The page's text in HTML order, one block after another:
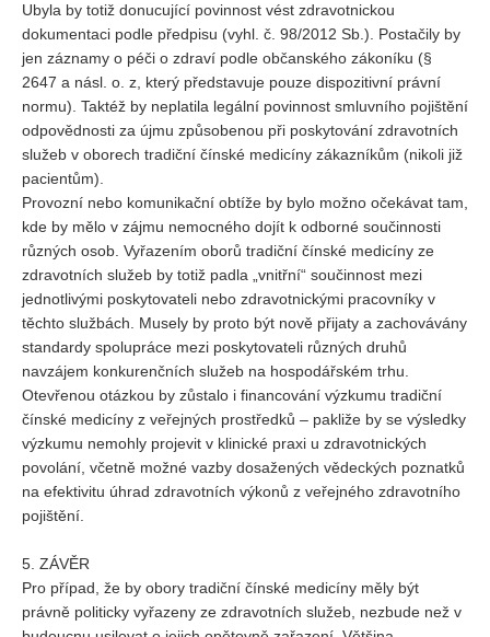
Ubyla by totiž donucující povinnost vést zdravotnickou
dokumentaci podle předpisu (vyhl. č. 98/2012 Sb.). Postačily by
jen záznamy o péči o zdraví podle občanského zákoníku (§
2647 a násl. o. z, který představuje pouze dispozitivní právní
normu). Taktéž by neplatila legální povinnost smluvního pojištění
odpovědnosti za újmu způsobenou při poskytování zdravotních
služeb v oborech tradiční čínské medicíny zákazníkům (nikoli již
pacientům).
Provozní nebo komunikační obtíže by bylo možno očekávat tam,
kde by mělo v zájmu nemocného dojít k odborné součinnosti
různých osob. Vyřazením oborů tradiční čínské medicíny ze
zdravotních služeb by totiž padla „vnitřní“ součinnost mezi
jednotlivými poskytovateli nebo zdravotnickými pracovníky v
těchto službách. Musely by proto být nově přijaty a zachovávány
standardy spolupráce mezi poskytovateli různých druhů
navzájem konkurenčních služeb na hospodářském trhu.
Otevřenou otázkou by zůstalo i financování výzkumu tradiční
čínské medicíny z veřejných prostředků – pakliže by se výsledky
výzkumu nemohly projevit v klinické praxi u zdravotnických
povolání, včetně možné vazby dosažených vědeckých poznatků
na efektivitu úhrad zdravotních výkonů z veřejného zdravotního
pojištění.
5. ZÁVĚR
Pro případ, že by obory tradiční čínské medicíny měly být
právně politicky vyřazeny ze zdravotních služeb, nezbude než v